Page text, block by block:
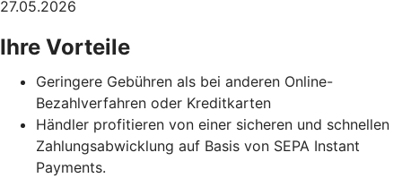
27.05.2026
Ihre Vorteile
Geringere Gebühren als bei anderen Online-
Bezahlverfahren oder Kreditkarten
Händler profitieren von einer sicheren und schnellen
Zahlungsabwicklung auf Basis von SEPA Instant
Payments.